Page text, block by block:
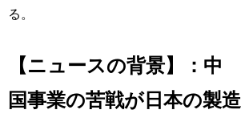
る。
【ニュースの背景】：中
国事業の苦戦が日本の製造